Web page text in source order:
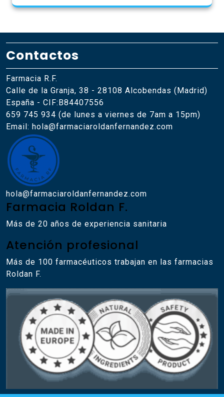
original
78,00 €.
actual
39,00 €.
Contactos
Farmacia R.F.
Calle de la Granja, 38 - 28108 Alcobendas (Madrid)
España - CIF:B84407556
659 745 934 (de lunes a viernes de 7am a 15pm)
Email: hola@farmaciaroldanfernandez.com
hola@farmaciaroldanfernandez.com
Farmacia Roldan F.
Más de 20 años de experiencia sanitaria
Atención profesional
Más de 100 farmacéuticos trabajan en las farmacias
Roldan F.